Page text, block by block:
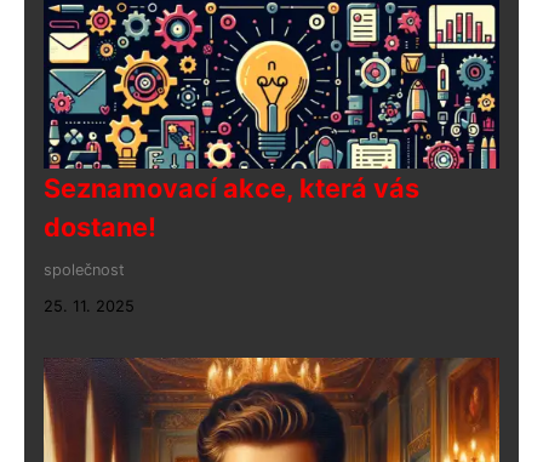
Seznamovací akce, která vás
dostane!
společnost
25. 11. 2025